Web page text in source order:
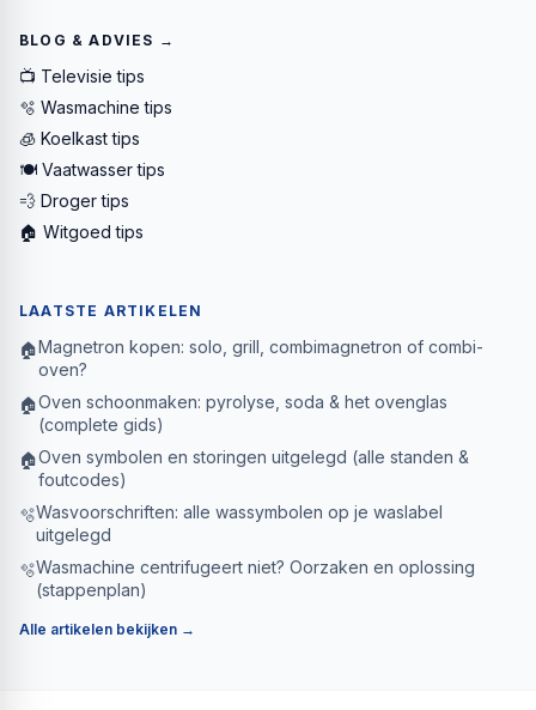
BLOG & ADVIES →
📺 Televisie tips
🫧 Wasmachine tips
🧊 Koelkast tips
🍽️ Vaatwasser tips
💨 Droger tips
🏠 Witgoed tips
LAATSTE ARTIKELEN
🏠Magnetron kopen: solo, grill, combimagnetron of combi-
oven?
🏠Oven schoonmaken: pyrolyse, soda & het ovenglas
(complete gids)
🏠Oven symbolen en storingen uitgelegd (alle standen &
foutcodes)
🫧Wasvoorschriften: alle wassymbolen op je waslabel
uitgelegd
🫧Wasmachine centrifugeert niet? Oorzaken en oplossing
(stappenplan)
Alle artikelen bekijken →